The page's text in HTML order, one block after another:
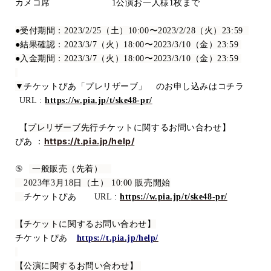
カメコ席 1公演お一人様 1枚まで
●受付期間： 2023/2/25 （土） 10:00〜2023/2/28 （火） 23:59
●結果確認： 2023/3/7 （火） 18:00〜2023/3/10 （金）23:59
●入金期間： 2023/3/7 （火） 18:00〜2023/3/10 （金）23:59
▼チケットぴあ「プレリザーブ」 のお申し込みはコチラ
URL : https://w.pia.jp/t/ske48-pr/
【 プレリザーブ先行チケットに関するお問い合わせ】
ぴあ ： https://t.pia.jp/help/
⑤
一般販売（先着）
2023年3 月 18 日（土） 10:00販売開始
チケットぴあ URL :https://w.pia.jp/t/ske48-pr/
【チケットに関するお問い合わせ】
チケットぴあ https://t.pia.jp/help/
【公演に関するお問い合わせ】